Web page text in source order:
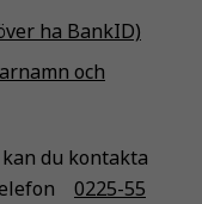
ha BankID)
och
du kontakta
0225-55